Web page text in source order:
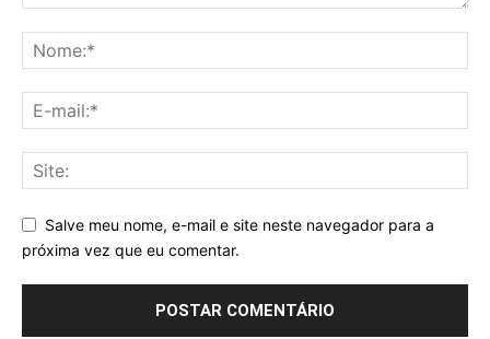
Salve meu nome, e-mail e site neste navegador para a
próxima vez que eu comentar.